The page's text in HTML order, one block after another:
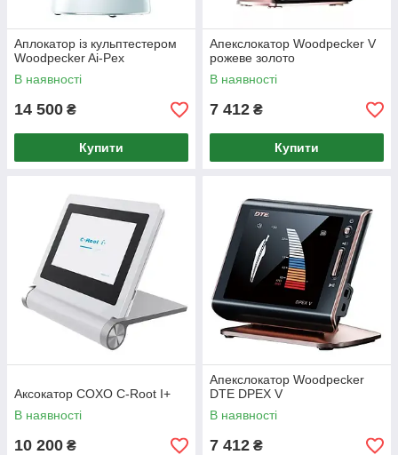
Аплокатор із кульптестером
Woodpecker Ai-Pex
В наявності
14 500 ₴
Купити
Апекслокатор Woodpecker V
рожеве золото
В наявності
7 412 ₴
Купити
Аксокатор COXO C-Root I+
В наявності
10 200 ₴
Апекслокатор Woodpecker
DTE DPEX V
В наявності
7 412 ₴